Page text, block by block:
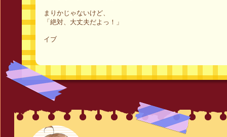
まりかじゃないけど、
「絶対、大丈夫だよっ！」
イブ